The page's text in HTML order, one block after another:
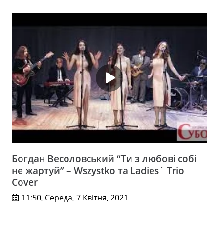
Богдан Весоловський “Ти з любові собі
не жартуй” – Wszystko та Ladies` Trio
Cover
11:50, Середа, 7 Квітня, 2021